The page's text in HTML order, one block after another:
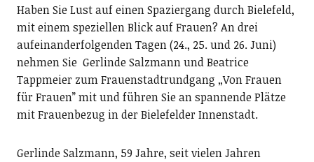
Haben Sie Lust auf einen Spaziergang durch Bielefeld,
mit einem speziellen Blick auf Frauen? An drei
aufeinanderfolgenden Tagen (24., 25. und 26. Juni)
nehmen Sie Gerlinde Salzmann und Beatrice
Tappmeier zum Frauenstadtrundgang „Von Frauen
für Frauen” mit und führen Sie an spannende Plätze
mit Frauenbezug in der Bielefelder Innenstadt.
Gerlinde Salzmann, 59 Jahre, seit vielen Jahren